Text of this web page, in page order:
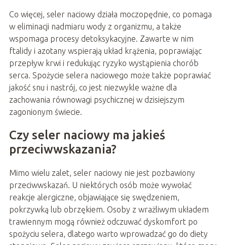
Co więcej, seler naciowy działa moczopędnie, co pomaga
w eliminacji nadmiaru wody z organizmu, a także
wspomaga procesy detoksykacyjne. Zawarte w nim
ftalidy i azotany wspierają układ krążenia, poprawiając
przepływ krwi i redukując ryzyko wystąpienia chorób
serca. Spożycie selera naciowego może także poprawiać
jakość snu i nastrój, co jest niezwykle ważne dla
zachowania równowagi psychicznej w dzisiejszym
zagonionym świecie.
Czy seler naciowy ma jakieś
przeciwwskazania?
Mimo wielu zalet, seler naciowy nie jest pozbawiony
przeciwwskazań. U niektórych osób może wywołać
reakcje alergiczne, objawiające się swędzeniem,
pokrzywką lub obrzękiem. Osoby z wrażliwym układem
trawiennym mogą również odczuwać dyskomfort po
spożyciu selera, dlatego warto wprowadzać go do diety